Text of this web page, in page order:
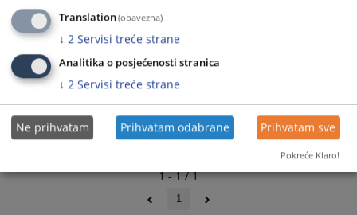
1 - 1 / 1
1
Translation(obavezna)
↓ 2 Servisi treće strane
Analitika o posjećenosti stranica
↓ 2 Servisi treće strane
Ne prihvatam Prihvatam odabrane Prihvatam sve
Pokreće Klaro!